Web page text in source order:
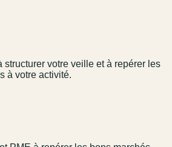
structurer votre veille et à repérer les
à votre activité.